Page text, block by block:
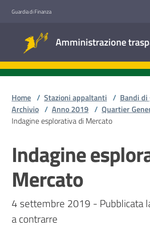
Guardia di Finanza
Amministrazione
trasparente
Accesso
Stazioni
appaltanti
Home / Stazioni appaltanti / Bandi di
Archivio / Anno 2019 / Quartier
Indagine esplorativa di Mercato
Salta al contenuto
Indagine
Mercato
4 settembre 2019 - Pubblicata
a contrarre